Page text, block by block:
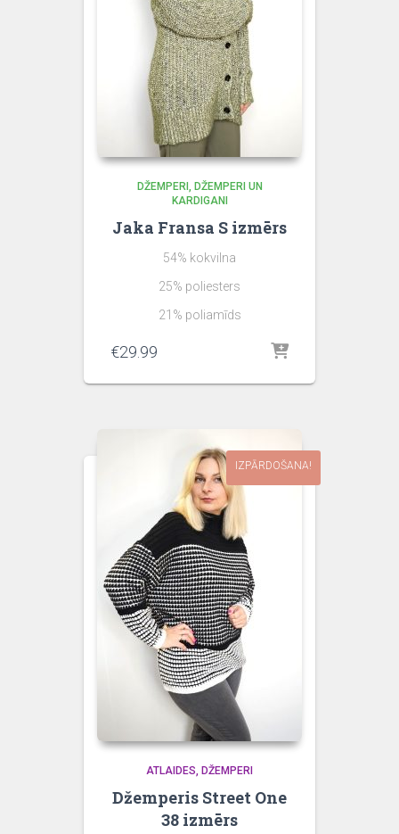
DŽEMPERI
DŽEMPERI UN
KARDIGANI
Jaka Fransa S izmērs
54% kokvilna
25% poliesters
21% poliamīds
€29.99
IZPĀRDOŠANA!
ATLAIDES DŽEMPERI
Džemperis Street One
38 izmērs